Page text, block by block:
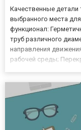
Качественные детали
выбранного места
функционал:
труб различного
направления
рабочей среды;
материалом, который